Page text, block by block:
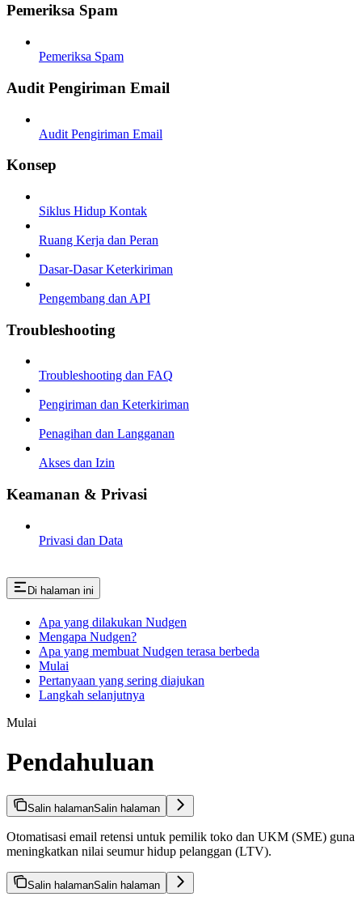
Pemeriksa Spam
Pemeriksa Spam
Audit Pengiriman Email
Audit Pengiriman Email
Konsep
Siklus Hidup Kontak
Ruang Kerja dan Peran
Dasar-Dasar Keterkiriman
Pengembang dan API
Troubleshooting
Troubleshooting dan FAQ
Pengiriman dan Keterkiriman
Penagihan dan Langganan
Akses dan Izin
Keamanan & Privasi
Privasi dan Data
Di halaman ini
Apa yang dilakukan Nudgen
Mengapa Nudgen?
Apa yang membuat Nudgen terasa berbeda
Mulai
Pertanyaan yang sering diajukan
Langkah selanjutnya
Mulai
Pendahuluan
Salin halamanSalin halaman
Otomatisasi email retensi untuk pemilik toko dan UKM (SME) guna
meningkatkan nilai seumur hidup pelanggan (LTV).
Salin halamanSalin halaman